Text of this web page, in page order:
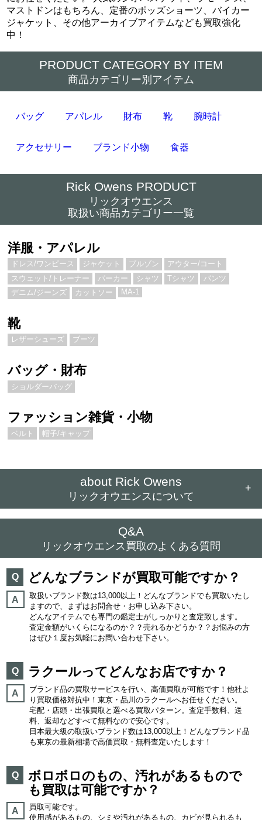
マストドンはもちろん、定番のポッズショーツ、バイカー
ジャケット、その他アーカイブアイテムなども買取強化
中！
PRODUCT CATEGORY BY ITEM
商品カテゴリー別アイテム
バッグ アパレル 財布 靴 腕時計
アクセサリー ブランド小物 食器
Rick Owens PRODUCT
リックオウエンス
取扱い商品カテゴリー一覧
洋服・アパレル
ドレス/ワンピース ジャケット ブルゾン
アウター/コート
スウェット/トレーナー
パーカー シャツ Tシャツ
パンツ
デニム/ジーンズ
カットソー MA-1
靴
レザーシューズ ブーツ
バッグ・財布
ショルダーバッグ
ファッション雑貨・小物
ベルト 帽子/キャップ
about Rick Owens
リックオウエンスについて
+
Q&A
リックオウエンス買取のよくある質問
Q どんなブランドが買取可能ですか？
A
取扱いブランド数は13,000以上！どんなブランドでも買取いたし
ますので、まずはお問合せ・お申し込み下さい。
どんなアイテムでも専門の鑑定士がしっかりと査定致します。
査定金額がいくらになるのか？？売れるかどうか？？お悩みの方
はぜひ１度お気軽にお問い合わせ下さい。
Q ラクールってどんなお店ですか？
A
ブランド品の買取サービスを行い、高価買取が可能です！他社よ
り買取価格対抗中！東京・品川のラクールへお任せください。
宅配・店頭・出張買取と選べる買取パターン。査定手数料、送
料、返却などすべて無料なので安心です。
日本最大級の取扱いブランド数は13,000以上！どんなブランド品
も東京の最新相場で高価買取・無料査定いたします！
Q
ボロボロのもの、汚れがあるもので
も買取は可能ですか？
A
買取可能です。
使用感があるもの、シミや汚れがあるもの、カビが見られるも